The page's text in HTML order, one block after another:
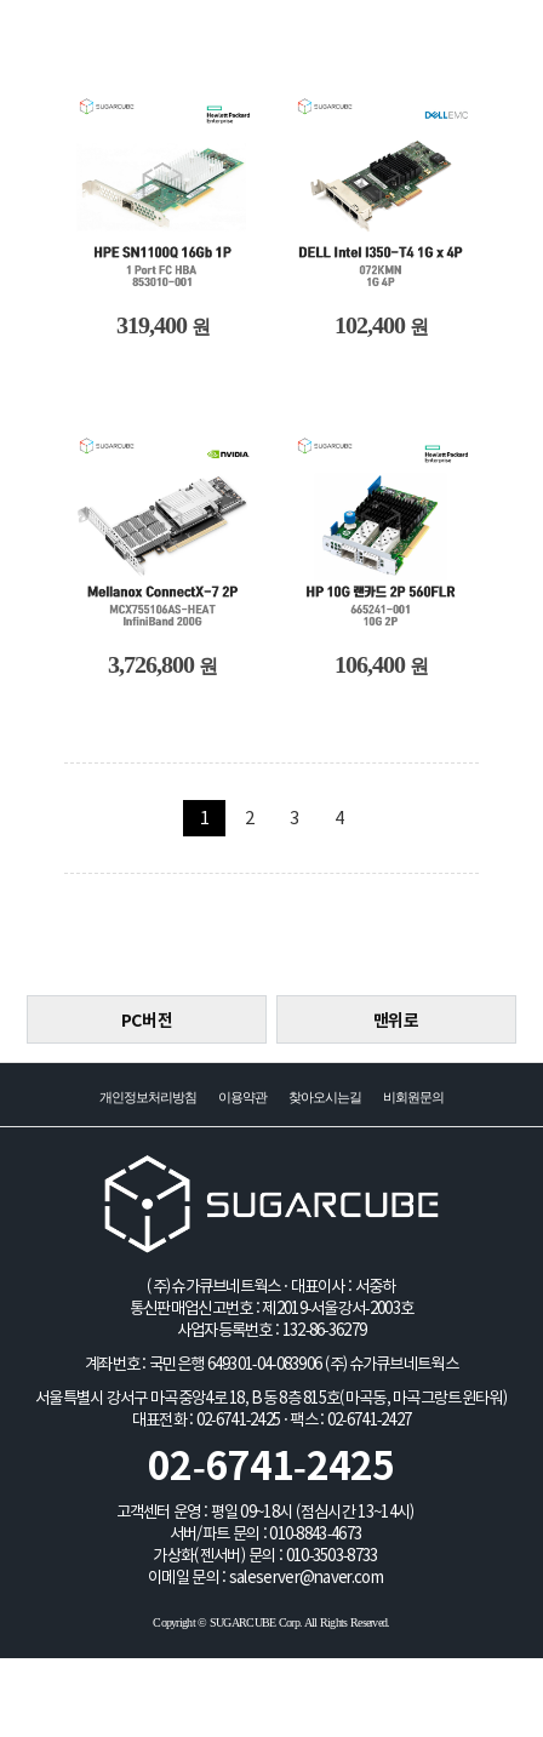
319,400 원 102,400 원
3,726,800 원 106,400 원
1 2 3 4
PC버전 맨위로
개인정보처리방침 이용약관 찾아오시는길 비회원문의
(주)슈가큐브네트웍스 · 대표이사 : 서중하
통신판매업신고번호 : 제2019-서울강서-2003호
사업자등록번호 : 132-86-36279
계좌번호 : 국민은행 649301-04-083906 (주)슈가큐브네트웍스
서울특별시 강서구 마곡중앙4로 18, B동 8층 815호(마곡동, 마곡그랑트윈타워)
대표전화 : 02-6741-2425 · 팩스 : 02-6741-2427
02-6741-2425
고객센터 운영 : 평일 09~18시 (점심시간 13~14시)
서버/파트 문의 :010-8843-4673
가상화(젠서버) 문의 : 010-3503-8733
이메일 문의 : saleserver@naver.com
Copyright © SUGARCUBE Corp. All Rights Reserved.